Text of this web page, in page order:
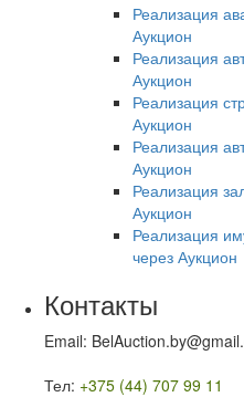
Реализация
Аукцион
Реализация
Аукцион
Реализация
Аукцион
Реализация
Аукцион
Реализация
Аукцион
Реализация
через Аукцион
Контакты
Email:
Тел: +375 (44) 707 99 11